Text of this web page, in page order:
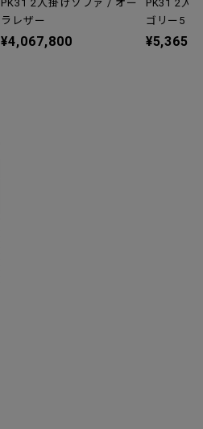
PK31 2人掛けソファ / オー
ラレザー
¥4,067,800
PK31 2人
ゴリー5